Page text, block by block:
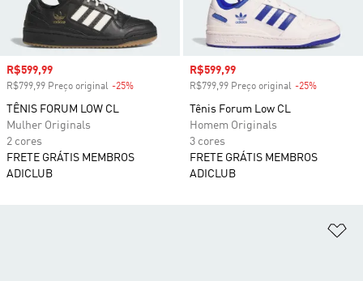
Preço com desconto
R$599,99
R$799,99 Preço original -25%
TÊNIS FORUM LOW CL
Mulher Originals
2 cores
FRETE GRÁTIS MEMBROS
ADICLUB
Preço com desconto
R$599,99
R$799,99 Preço original -25%
Tênis Forum Low CL
Homem Originals
3 cores
FRETE GRÁTIS MEMBROS
ADICLUB